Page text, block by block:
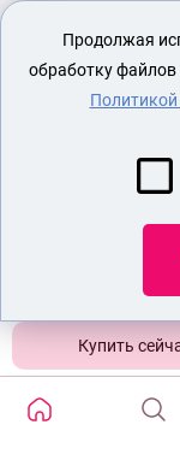
Вся
Продолжая
обработку файлов